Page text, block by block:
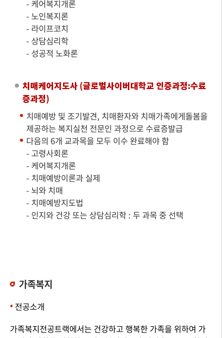
- 케어복지개론
- 노인복지론
- 라이프코치
- 상담심리학
- 성공적 노화론
치매케어지도사 (글로벌사이버대학교 인증과정:수료
증과정)
치매예방 및 조기발견, 치매환자와 치매가족에게돌봄을
제공하는 복지실천 전문인 과정으로 수료증발급
다음의 6개 교과목을 모두 이수 완료해야 함
- 고령사회론
- 케어복지개론
- 치매예방이론과 실제
- 뇌와 치매
- 치매예방지도법
- 인지와 건강 또는 상담심리학 : 두 과목 중 선택
가족복지
전공소개
가족복지전공트랙에서는 건강하고 행복한 가족을 위하여 가